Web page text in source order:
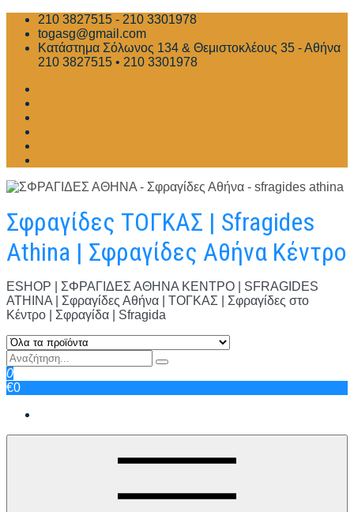
Skip
content
210 3827515 - 210 3301978
togasg@gmail.com
Κατάστημα Σόλωνος 134 & Θεμιστοκλέους 35 - Αθήνα
210 3827515 • 210 3301978
Σφραγίδες ΤΟΓΚΑΣ | Sfragides
Athina | Σφραγίδες Αθήνα Κέντρο
ESHOP | ΣΦΡΑΓΙΔΕΣ ΑΘΗΝΑ ΚΕΝΤΡΟ | SFRAGIDES
ATHINA | Σφραγίδες Αθήνα | ΤΟΓΚΑΣ | Σφραγίδες στο
Κέντρο | Σφραγίδα | Sfragida
0
€0